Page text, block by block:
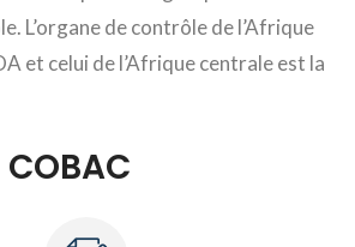
L’organe de contrôle de l’Afrique
et celui de l’Afrique centrale est la